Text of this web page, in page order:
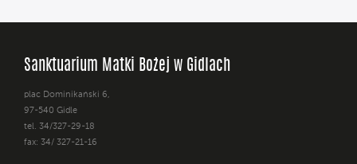
Sanktuarium Matki Bożej w Gidlach
plac Dominikański 6,
97-540 Gidle
tel. 34/327-29-18
fax: 34/ 327-21-16